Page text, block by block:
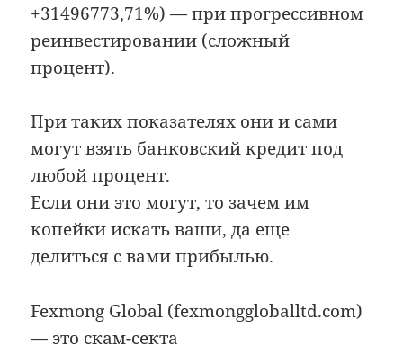
+31496773,71%) — при прогрессивном
реинвестировании (сложный
процент).
При таких показателях они и сами
могут взять банковский кредит под
любой процент.
Если они это могут, то зачем им
копейки искать ваши, да еще
делиться с вами прибылью.
Fexmong Global (fexmonggloballtd.com)
— это скам-секта